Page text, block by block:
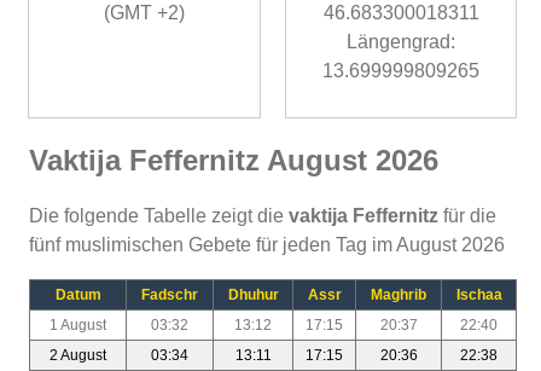
(GMT +2)
46.683300018311
Längengrad:
13.699999809265
Vaktija Feffernitz August 2026
Die folgende Tabelle zeigt die vaktija Feffernitz für die
fünf muslimischen Gebete für jeden Tag im August 2026
Datum Fadschr Dhuhur Assr Maghrib
Ischaa
1 August
03:32 13:12 17:15 20:37
22:40
2 August
03:34 13:11 17:15 20:36
22:38